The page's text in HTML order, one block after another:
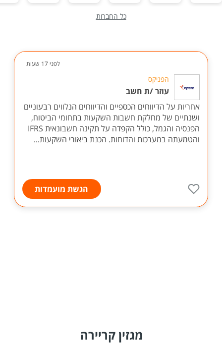
כל החברות
לפני 17 שעות
הפניקס
עוזר /ת חשב
אחריות על הדיווחים הכספיים והדיווחים הנלווים רבעוניים
ושנתיים של מחלקת חשבות השקעות בתחומי הביטוח,
הפנסיה והגמל, כולל הקפדה על תקינה חשבונאית IFRS
והטמעתה במערכות והדוחות. הכנת ביאורי השקעות...
הגשת מועמדות
מגזין קריירה